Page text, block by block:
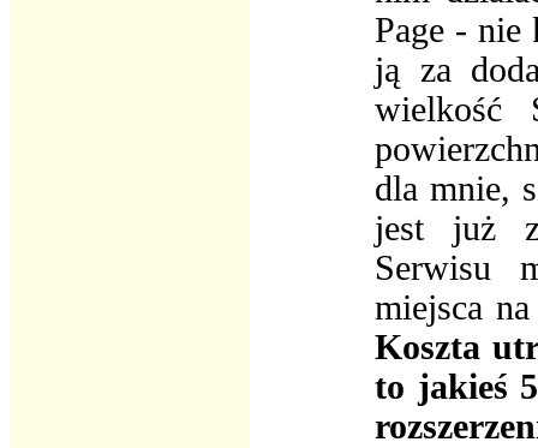
Page - nie
ją za
wielkość
dla mnie,
jest już
Serwisu
miejsca
Koszta
to jakieś